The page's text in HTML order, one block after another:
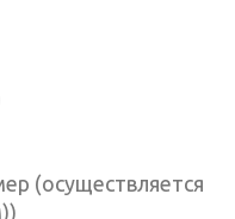
(осуществляется